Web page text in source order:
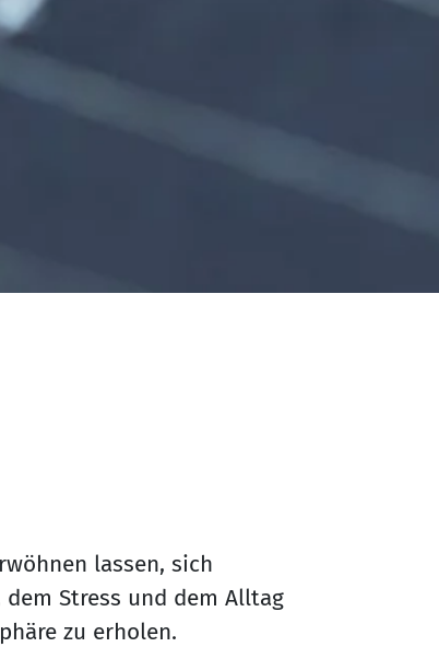
lassen, sich
Stress und dem Alltag
zu erholen.